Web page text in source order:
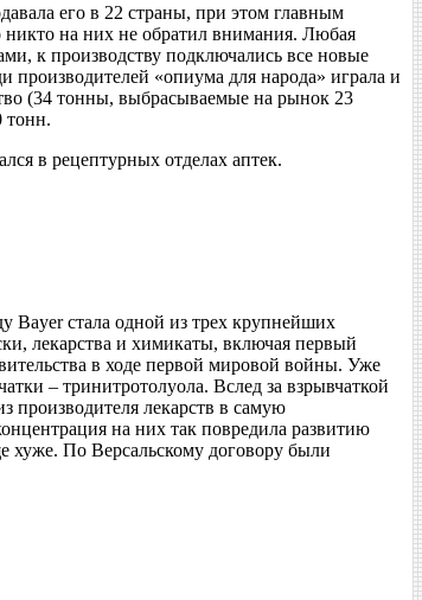
его в 22 страны, при этом главным
на них не обратил внимания. Любая
к производству подключались все новые
«опиума для народа» играла и
(34 тонны, выбрасываемые на рынок 23
тонн.
в рецептурных отделах аптек.
Bayer стала одной из трех крупнейших
лекарства и химикаты, включая первый
в ходе первой мировой войны. Уже
– тринитротолуола. Вслед за взрывчаткой
производителя лекарств в самую
на них так повредила развитию
хуже. По Версальскому договору были